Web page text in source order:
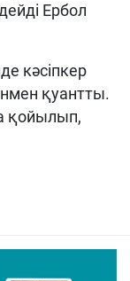
Ербол
кәсіпкер
қуантты.
қойылып,